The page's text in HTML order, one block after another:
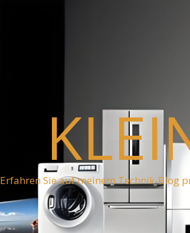
Erfahren Sie auf meinem Technik-Blog